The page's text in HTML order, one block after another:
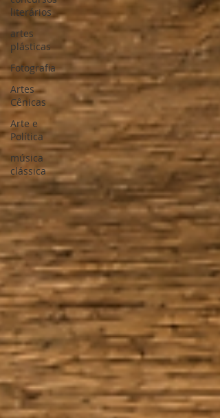
literários
artes
plásticas
Fotografia
Artes
Cênicas
Arte e
Política
música
clássica